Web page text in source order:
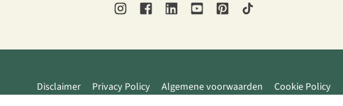
Disclaimer Privacy Policy Algemene voorwaarden Cookie Policy